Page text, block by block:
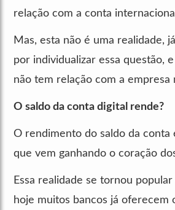
relação com a conta
Mas, esta não é uma realidade,
por individualizar essa questão,
não tem relação com a empresa
O saldo da conta digital rende?
O rendimento do saldo da conta
que vem ganhando o coração
Essa realidade se tornou
hoje muitos bancos já oferecem